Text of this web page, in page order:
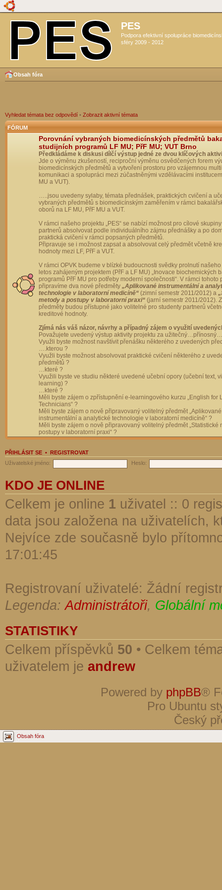
PES
Podpora efektivní spolupráce
sféry 2009 - 2012
Obsah fóra
Vyhledat témata bez odpovědí • Zobrazit aktivní témata
FÓRUM
Porovnání vybraných biomedicínských předmětů
studijních programů LF MU; PřF MU; VUT Brno
Předkládáme k diskusi dílčí výstup jedné ze dvou klíčových
Jde o výměnu zkušeností, reciproční výměnu osvědčených forem
biomedicínských předmětů a vytvoření prostoru pro vzájemnou
komunikaci a spolupráci mezi zúčastněnými vzdělávacími
MU a VUT).
…..jsou uvedeny sylaby, témata přednášek, praktických cvičení a
vybraných předmětů s biomedicínským zaměřením v rámci
oborů na LF MU, PřF MU a VUT.
V rámci našeho projektu „PES“ se nabízí možnost pro cílové
partnerů absolvovat podle individuálního zájmu přednášky a po
praktická cvičení v rámci popsaných předmětů.
Připravuje se i možnost zapsat a absolvovat celý předmět včetně
hodnoty mezi LF, PřF a VUT.
V rámci OPVK budeme v blízké budoucnosti svědky prolnutí
letos zahájeným projektem (PřF a LF MU) „Inovace biochemických
programů PřF MU pro potřeby moderní společnosti“. V rámci tohoto
připravíme dva nové předměty „Aplikované instrumentální a
technologie v laboratorní medicíně“ (zimní semestr 2011/2012) a
metody a postupy v laboratorní praxi“ (jarní semestr 2011/2012).
předměty budou přístupné jako volitelné pro studenty partnerů
kreditové hodnoty.
Zjímá nás váš názor, návrhy a případný zájem o využití
Považujete uvedený výstup aktivity projektu za
Využli byste možnost navštívit přenášku některého z uvedených
….kterou ?
Využli byste možnost absolvovat praktické cvičení některého z
předmětů ?
…které ?
Využili byste ve studiu některé uvedené učební opory (učební text,
learning) ?
…které ?
Měli byste zájem o zpřístupnění e-learningového kurzu „English for
Technicians“ ?
Měli byste zájem o nově připravovaný volitelný předmět „Aplikované
instrumentální a analytické technologie v laboratorní medicíně“ ?
Měli byste zájem o nově připravovaný volitelný předmět „Statistické
postupy v laboratorní praxi“ ?
PŘIHLÁSIT SE • REGISTROVAT
Uživatelské jméno:
Heslo:
KDO JE ONLINE
Celkem je online 1 uživatel :: 0
data jsou založena na uživatelích,
Nejvíce zde současně bylo
17:01:45
Registrovaní uživatelé: Žádní
Legenda:Administrátoři, Globální
STATISTIKY
Celkem příspěvků 50 • Celkem
uživatelem je andrew
Powered by phpBB®
Pro Ubuntu
Český
Obsah fóra